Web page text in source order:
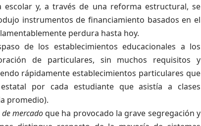
y, a través de una reforma estructural, se
instrumentos de financiamiento basados en el
perdura hasta hoy.
de los establecimientos educacionales a los
de particulares, sin muchos requisitos y
rápidamente establecimientos particulares que
por cada estudiante que asistía a clases
promedio).
mercadoque ha provocado la grave segregación y